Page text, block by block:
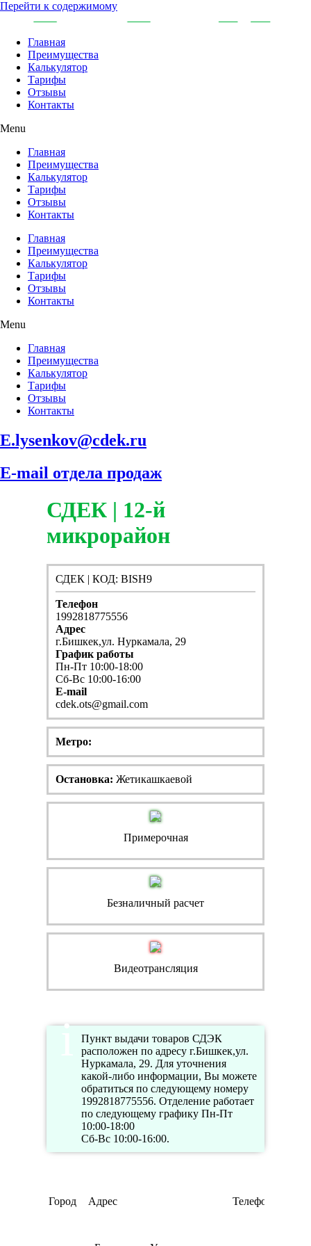
Перейти к содержимому
Главная
Преимущества
Калькулятор
Тарифы
Отзывы
Контакты
Menu
Главная
Преимущества
Калькулятор
Тарифы
Отзывы
Контакты
Главная
Преимущества
Калькулятор
Тарифы
Отзывы
Контакты
Menu
Главная
Преимущества
Калькулятор
Тарифы
Отзывы
Контакты
E.lysenkov@cdek.ru
E-mail отдела продаж
СДЕК | 12-й
микрорайон
СДЕК | КОД: BISH9
Телефон
1992818775556
Адрес
г.Бишкек,ул. Нуркамала, 29
График работы
Пн-Пт 10:00-18:00
Сб-Вс 10:00-16:00
E-mail
cdek.ots@gmail.com
Метро:
Остановка: Жетикашкаевой
Примерочная
Безналичный расчет
Видеотрансляция
Пункт выдачи товаров СДЭК
расположен по адресу г.Бишкек,ул.
Нуркамала, 29. Для уточнения
какой-либо информации, Вы можете
обратиться по следующему номеру
1992818775556. Отделение работает
по следующему графику Пн-Пт
10:00-18:00
Сб-Вс 10:00-16:00.
Город Адрес Телефон